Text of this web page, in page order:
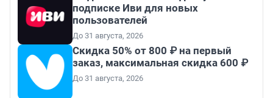
подписке Иви для новых
пользователей
До 31 августа, 2026
Скидка 50% от 800 ₽ на первый
заказ, максимальная скидка 600 ₽
До 31 августа, 2026